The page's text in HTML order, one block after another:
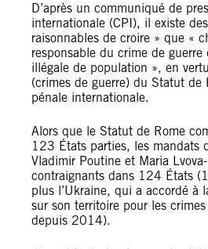
D’après un communiqué de
internationale (CPI), il existe
raisonnables de croire » que «
responsable du crime de guerre
illégale de population », en
(crimes de guerre) du Statut de
pénale internationale.
Alors que le Statut de Rome
123 États parties, les mandats
Vladimir Poutine et Maria
contraignants dans 124 États
plus l’Ukraine, qui a accordé à
sur son territoire pour les
depuis 2014).